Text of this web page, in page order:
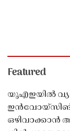
Featured
യുഎഇയിൽ
ഇൻവോയ്സിങ്
ഒഴിവാക്കാൻ